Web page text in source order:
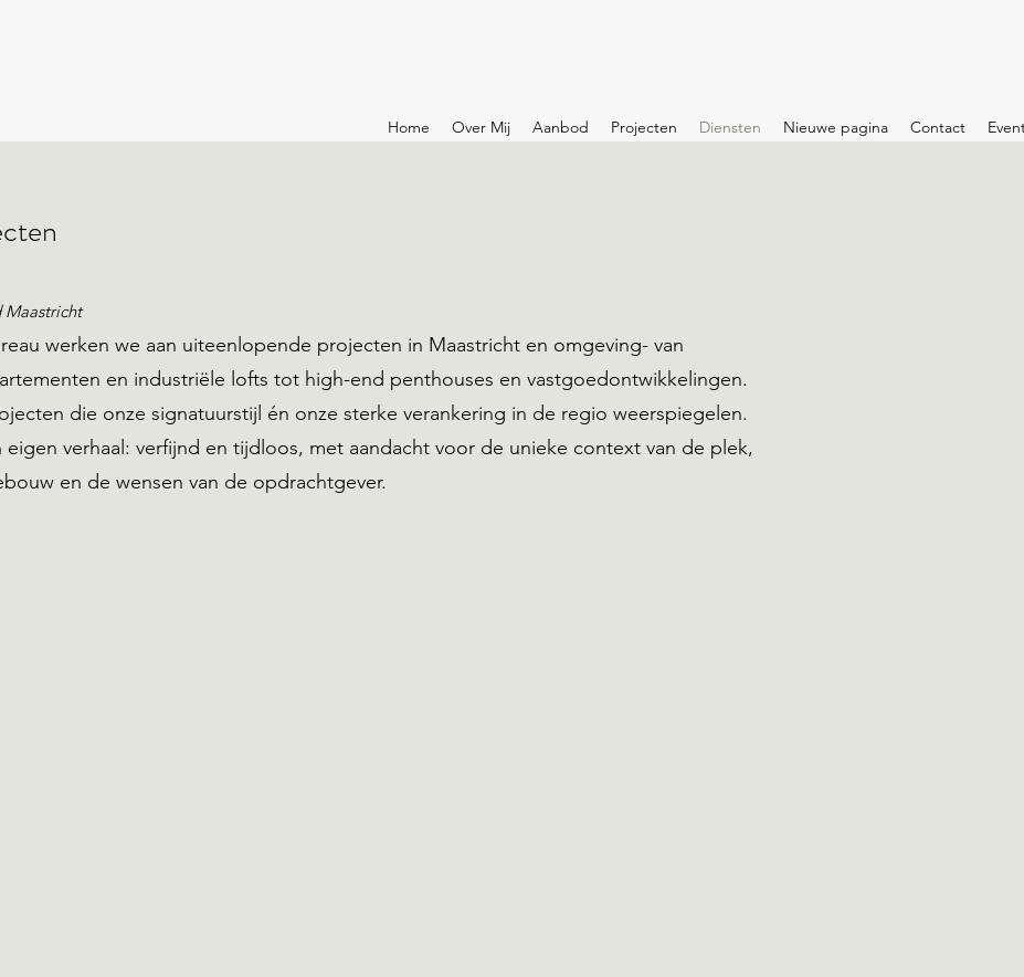
Home Over Mij Aanbod Projecten Diensten Nieuwe pagina Contact
Maastricht
werken we aan uiteenlopende projecten in Maastricht en omgeving- van
en industriële lofts tot high-end penthouses en vastgoedontwikkelingen.
die onze signatuurstijl én onze sterke verankering in de regio weerspiegelen.
verhaal: verfijnd en tijdloos, met aandacht voor de unieke context van de plek,
en de wensen van de opdrachtgever.